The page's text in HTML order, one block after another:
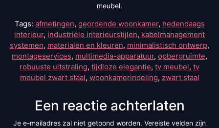
meubel.
Tags: afmetingen, geordende woonkamer, hedendaags
interieur, industriële interieurstijlen, kabelmanagement
systemen, materialen en kleuren, minimalistisch ontwerp,
montageservices, multimedia-apparatuur, opbergruimte,
robuuste uitstraling, tijdloze elegantie, tv meubel, tv
meubel zwart staal, woonkamerindeling, zwart staal
Een reactie achterlaten
Je e-mailadres zal niet getoond worden. Vereiste velden zijn